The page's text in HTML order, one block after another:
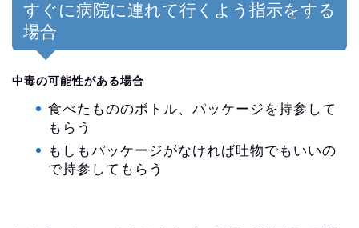
すぐに病院に連れて行くよう指示をする
場合
中毒の可能性がある場合
食べたもののボトル、パッケージを持参して
もらう
もしもパッケージがなければ吐物でもいいの
で持参してもらう